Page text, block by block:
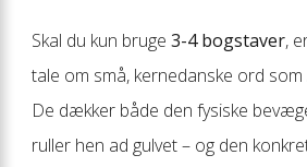
Skal du kun bruge 3-4 bogstaver,
tale om små, kernedanske ord som
De dækker både den fysiske
ruller hen ad gulvet – og den